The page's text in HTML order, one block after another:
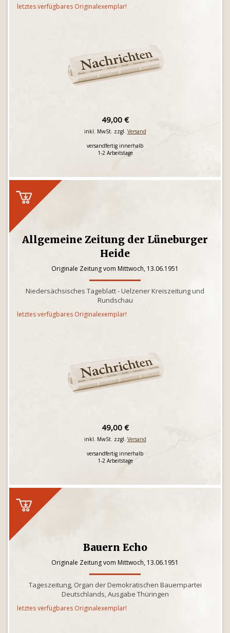
letztes verfügbares Originalexemplar!
49,00 €
inkl. MwSt. zzgl. Versand
versandfertig innerhalb
1-2 Arbeitstage
Allgemeine Zeitung der Lüneburger
Heide
Originale Zeitung vom Mittwoch, 13.06.1951
Niedersächsisches Tageblatt - Uelzener Kreiszeitung und
Rundschau
letztes verfügbares Originalexemplar!
49,00 €
inkl. MwSt. zzgl. Versand
versandfertig innerhalb
1-2 Arbeitstage
Bauern Echo
Originale Zeitung vom Mittwoch, 13.06.1951
Tageszeitung, Organ der Demokratischen Bauernpartei
Deutschlands, Ausgabe Thüringen
letztes verfügbares Originalexemplar!